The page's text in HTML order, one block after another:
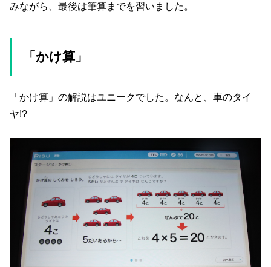
みながら、最後は筆算までを習いました。
「かけ算」
「かけ算」の解説はユニークでした。なんと、車のタイ
ヤ!?